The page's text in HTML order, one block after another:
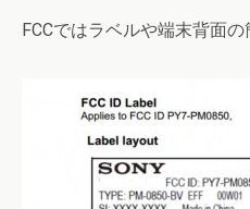
FCCではラベルや端末背面の